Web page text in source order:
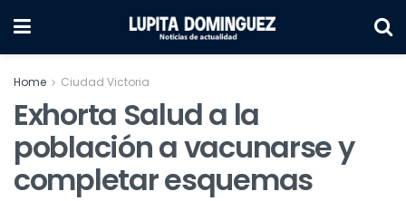
Home Ciudad Victoria
Exhorta Salud a la
población a vacunarse y
completar esquemas